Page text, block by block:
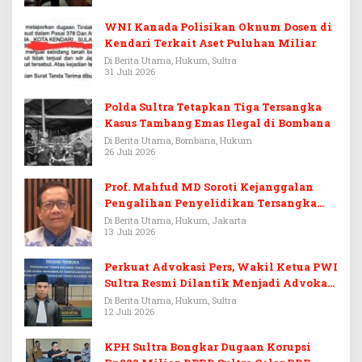
WNI Kanada Polisikan Oknum Dosen di
Kendari Terkait Aset Puluhan Miliar
Di Berita Utama, Hukum, Sultra
31 Juli 2026
Polda Sultra Tetapkan Tiga Tersangka
Kasus Tambang Emas Ilegal di Bombana
Di Berita Utama, Bombana, Hukum
26 Juli 2026
Prof. Mahfud MD Soroti Kejanggalan
Pengalihan Penyelidikan Tersangka
Febrie Adriansyah
Di Berita Utama, Hukum, Jakarta
13 Juli 2026
Perkuat Advokasi Pers, Wakil Ketua PWI
Sultra Resmi Dilantik Menjadi Advokat
PERADI
Di Berita Utama, Hukum, Sultra
12 Juli 2026
KPH Sultra Bongkar Dugaan Korupsi